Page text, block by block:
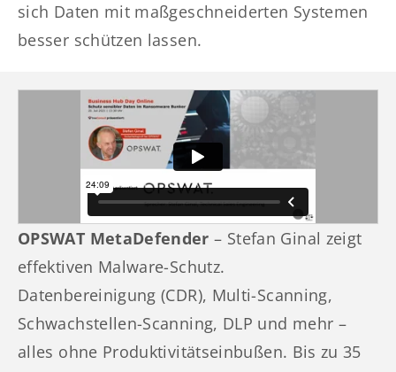
sich Daten mit maßgeschneiderten Systemen
besser schützen lassen.
OPSWAT MetaDefender – Stefan Ginal zeigt
effektiven Malware-Schutz.
Datenbereinigung (CDR), Multi-Scanning,
Schwachstellen-Scanning, DLP und mehr –
alles ohne Produktivitätseinbußen. Bis zu 35